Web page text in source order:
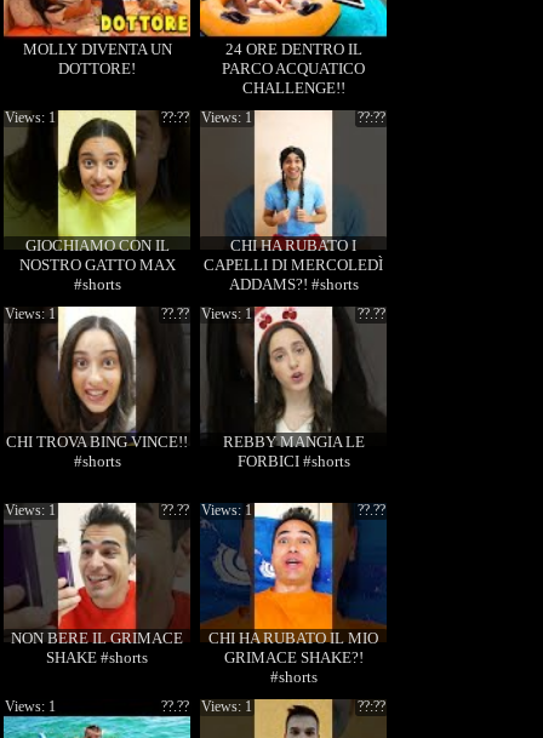
MOLLY DIVENTA UN
DOTTORE!
24 ORE DENTRO IL
PARCO ACQUATICO
CHALLENGE!!
GIOCHIAMO CON IL
NOSTRO GATTO MAX
#shorts
??:??
Views: 1
CHI HA RUBATO I
CAPELLI DI MERCOLEDÌ
ADDAMS?! #shorts
??:??
Views: 1
CHI TROVA BING VINCE!!
#shorts
??.??
Views: 1
REBBY MANGIA LE
FORBICI #shorts
??.??
Views: 1
NON BERE IL GRIMACE
SHAKE #shorts
??.??
Views: 1
CHI HA RUBATO IL MIO
GRIMACE SHAKE?!
#shorts
??.??
Views: 1
??.??
Views: 1 ??:??
Views: 1